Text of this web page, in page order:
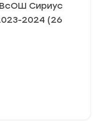
Сириус
2024 (26